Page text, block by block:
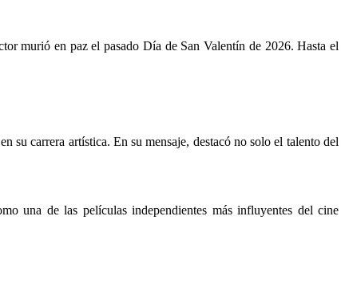
murió en paz el pasado Día de San Valentín de 2026. Hasta el
carrera artística. En su mensaje, destacó no solo el talento del
una de las películas independientes más influyentes del cine